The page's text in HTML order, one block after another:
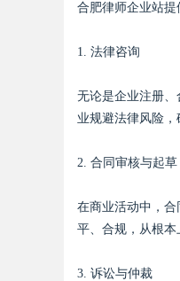
!
合肥律师企业站提
1. 法律咨询
无论是企业注册
业规避法律风险，
2. 合同审核与起草
在商业活动中，
平、合规，从根本
3. 诉讼与仲裁